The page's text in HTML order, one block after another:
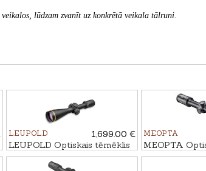
lūdzam zvanīt uz konkrētā veikala tālruni.
LEUPOLD
1,699.00 €
LEUPOLD Optiskais tēmēklis
VX-5HD 3-15x56 FireDot 4
MEOPTA
MEOPTA
MeoStar R2